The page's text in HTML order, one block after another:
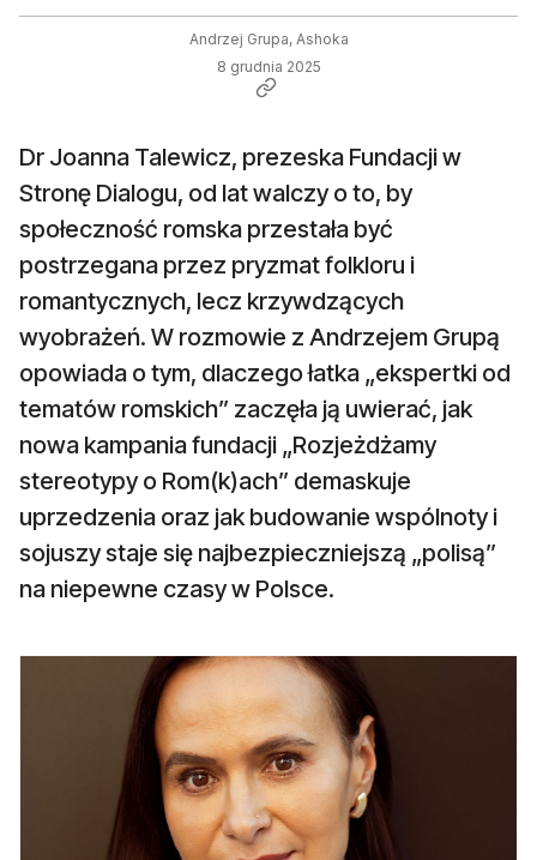
Andrzej Grupa, Ashoka
8 grudnia 2025
Dr Joanna Talewicz, prezeska Fundacji w
Stronę Dialogu, od lat walczy o to, by
społeczność romska przestała być
postrzegana przez pryzmat folkloru i
romantycznych, lecz krzywdzących
wyobrażeń. W rozmowie z Andrzejem Grupą
opowiada o tym, dlaczego łatka „ekspertki od
tematów romskich” zaczęła ją uwierać, jak
nowa kampania fundacji „Rozjeżdżamy
stereotypy o Rom(k)ach” demaskuje
uprzedzenia oraz jak budowanie wspólnoty i
sojuszy staje się najbezpieczniejszą „polisą”
na niepewne czasy w Polsce.